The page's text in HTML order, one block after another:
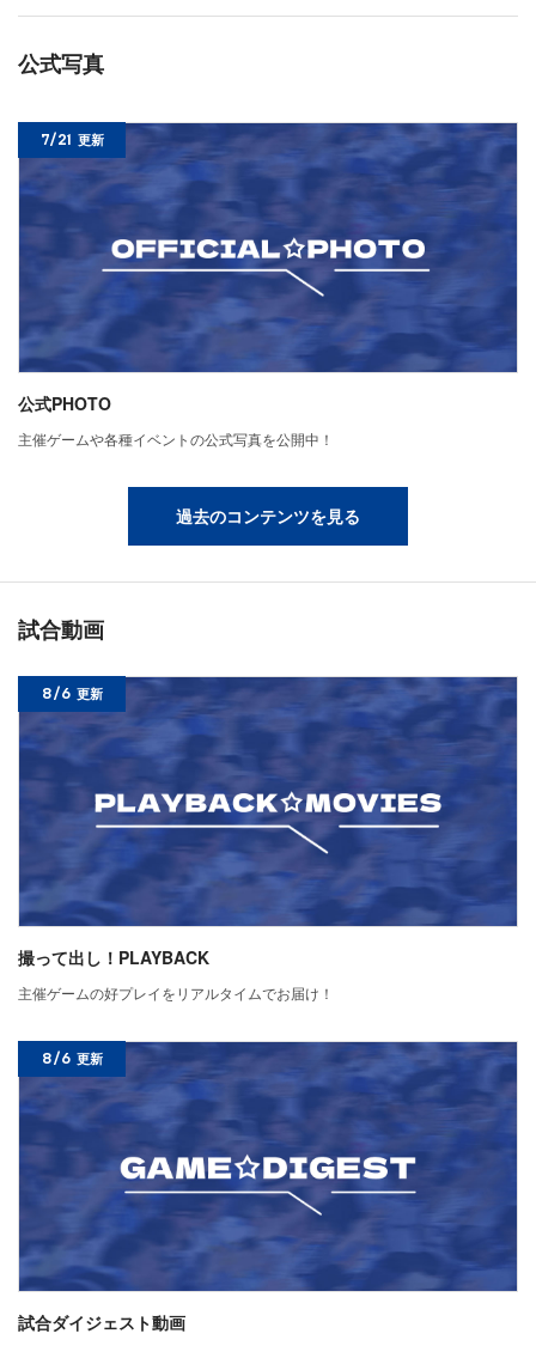
公式写真
7/21 更新
公式PHOTO
主催ゲームや各種イベントの公式写真を公開中！
過去のコンテンツを見る
試合動画
8/6 更新
撮って出し！PLAYBACK
主催ゲームの好プレイをリアルタイムでお届け！
8/6 更新
試合ダイジェスト動画